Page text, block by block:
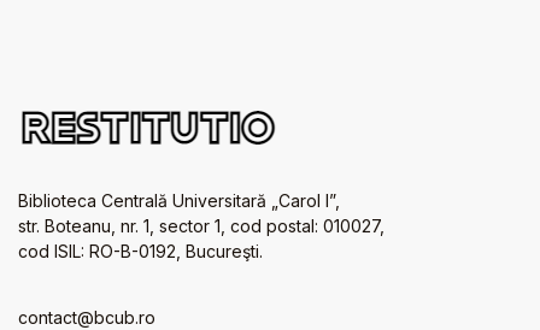
Biblioteca Centrală Universitară „Carol I”,
str. Boteanu, nr. 1, sector 1, cod postal: 010027,
cod ISIL: RO-B-0192, Bucureşti.
contact@bcub.ro